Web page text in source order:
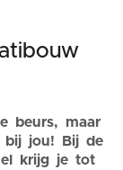
beurs, maar
bij jou! Bij de
krijg je tot